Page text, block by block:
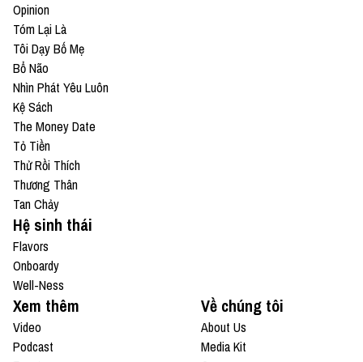
Opinion
Tóm Lại Là
Tôi Dạy Bố Mẹ
Bổ Não
Nhìn Phát Yêu Luôn
Kệ Sách
The Money Date
Tỏ Tiền
Thử Rồi Thích
Thương Thân
Tan Chảy
Hệ sinh thái
Flavors
Onboardy
Well-Ness
Xem thêm
Video
Podcast
Về chúng tôi
About Us
Media Kit